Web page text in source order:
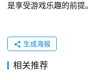
是享受游戏乐趣的前提。
生成海报
相关推荐